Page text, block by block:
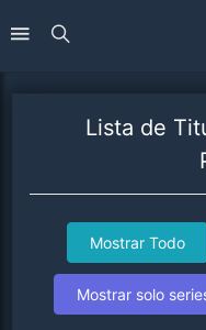
Lista de
Mostrar Todo
Mostrar solo